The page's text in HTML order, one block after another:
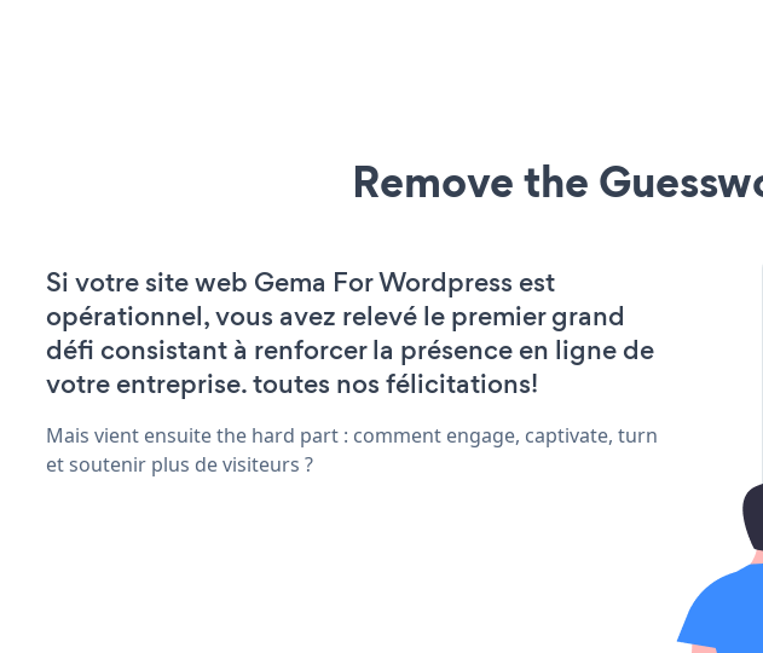
Remove the
Si votre site web Gema For Wordpress est
opérationnel, vous avez relevé le premier grand
défi consistant à renforcer la présence en ligne de
votre entreprise. toutes nos félicitations!
Mais vient ensuite the hard part : comment engage, captivate, turn
et soutenir plus de visiteurs ?